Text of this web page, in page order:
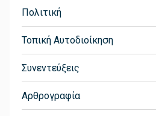
Πολιτική
Τοπική Αυτοδιοίκηση
Συνεντεύξεις
Αρθρογραφία